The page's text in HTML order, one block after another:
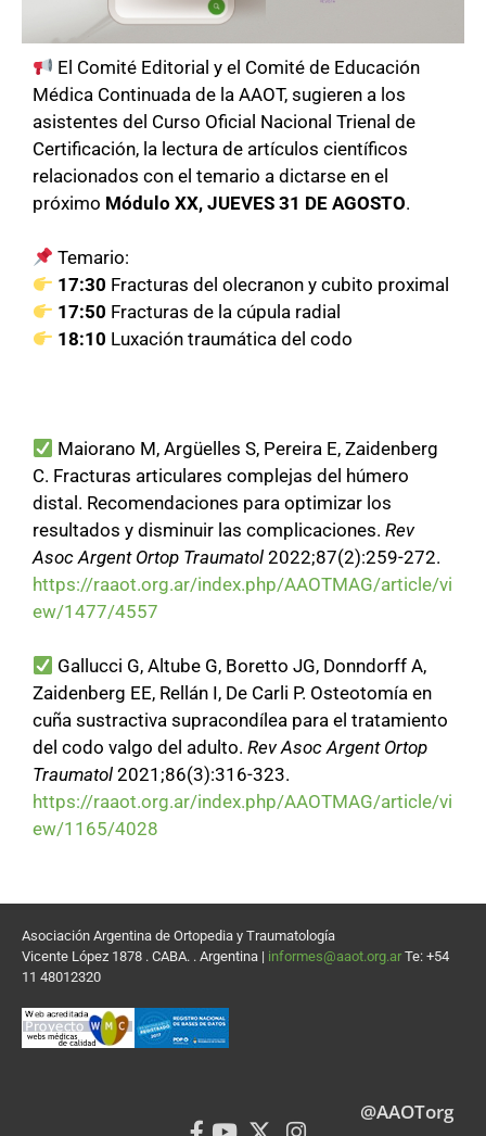
El Comité Editorial y el Comité de Educación
Médica Continuada de la AAOT, sugieren a los
asistentes del Curso Oficial Nacional Trienal de
Certificación, la lectura de artículos científicos
relacionados con el temario a dictarse en el
próximo Módulo XX, JUEVES 31 DE AGOSTO.
Temario:
17:30 Fracturas del olecranon y cubito proximal
17:50 Fracturas de la cúpula radial
18:10 Luxación traumática del codo
Maiorano M, Argüelles S, Pereira E, Zaidenberg
C. Fracturas articulares complejas del húmero
distal. Recomendaciones para optimizar los
resultados y disminuir las complicaciones. Rev
Asoc Argent Ortop Traumatol 2022;87(2):259-272.
https://raaot.org.ar/index.php/AAOTMAG/article/vi
ew/1477/4557
Gallucci G, Altube G, Boretto JG, Donndorff A,
Zaidenberg EE, Rellán I, De Carli P. Osteotomía en
cuña sustractiva supracondílea para el tratamiento
del codo valgo del adulto. Rev Asoc Argent Ortop
Traumatol 2021;86(3):316-323.
https://raaot.org.ar/index.php/AAOTMAG/article/vi
ew/1165/4028
Asociación Argentina de Ortopedia y Traumatología
Vicente López 1878 . CABA. . Argentina | informes@aaot.org.ar Te: +54
11 48012320
@AAOTorg